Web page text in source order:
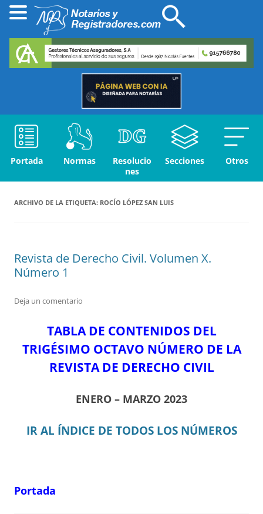
Portada Normas
Resolucio
nes
Secciones Otros
ARCHIVO DE LA ETIQUETA: ROCÍO LÓPEZ SAN LUIS
Revista de Derecho Civil. Volumen X.
Número 1
Deja un comentario
TABLA DE CONTENIDOS DEL
TRIGÉSIMO OCTAVO NÚMERO DE LA
REVISTA DE DERECHO CIVIL
ENERO – MARZO 2023
IR AL ÍNDICE DE TODOS LOS NÚMEROS
Portada